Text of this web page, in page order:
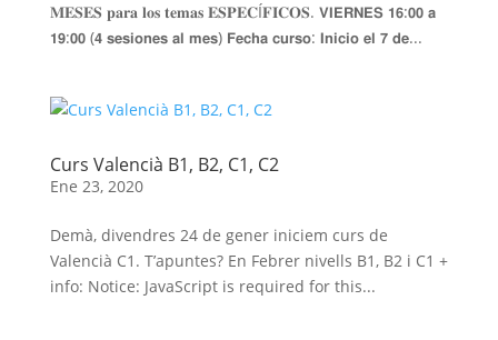
𝐌𝐄𝐒𝐄𝐒 𝐩𝐚𝐫𝐚 𝐥𝐨𝐬 𝐭𝐞𝐦𝐚𝐬 𝐄𝐒𝐏𝐄𝐂Í𝐅𝐈𝐂𝐎𝐒. 𝗩𝗜𝗘𝗥𝗡𝗘𝗦 𝟭𝟲:𝟬𝟬 𝗮
𝟭𝟵:𝟬𝟬 (𝟰 𝘀𝗲𝘀𝗶𝗼𝗻𝗲𝘀 𝗮𝗹 𝗺𝗲𝘀) 𝗙𝗲𝗰𝗵𝗮 𝗰𝘂𝗿𝘀𝗼: 𝗜𝗻𝗶𝗰𝗶𝗼 𝗲𝗹 𝟳 𝗱𝗲...
Curs Valencià B1, B2, C1, C2
Ene 23, 2020
Demà, divendres 24 de gener iniciem curs de
Valencià C1. T’apuntes? En Febrer nivells B1, B2 i C1 +
info: Notice: JavaScript is required for this...